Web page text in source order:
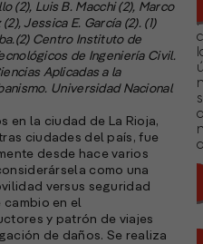
(2), Luis B. Macchi (2), Marco
Jessica E. García (2). (1)
Centro Instituto de
de Ingeniería Civil.
Aplicadas a la
Universidad Nacional
en la ciudad de La Rioja,
ciudades del país, fue
desde hace varios
como una
versus seguridad
cambio en el
y patrón de viajes
de daños. Se realiza